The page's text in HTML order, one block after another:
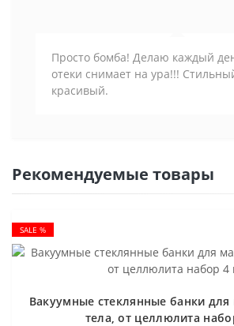
Просто бомба! Делаю каждый
отеки снимает на ура!!!
красивый.
Рекомендуемые товары
SALE %
Вакуумные стеклянные банки
тела, от целлюлита